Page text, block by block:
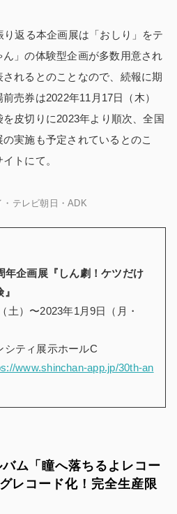
返る本企画展は「おしり」をテ
」の体験型企画が多数用意され
れるとのことなので、続報に期
売券は2022年11月17日（木）
皮切りに2023年より順次、全国
実施も予定されているとのこ
トにて。
テレビ朝日・ADK
年企画展『しん劇！ケツだけ
土）〜2023年1月9日（月・
シティ展示ホールC
www.shinchan-app.jp/30th-an
ム「瞳へ落ちるよレコー
レコード化！完全生産限